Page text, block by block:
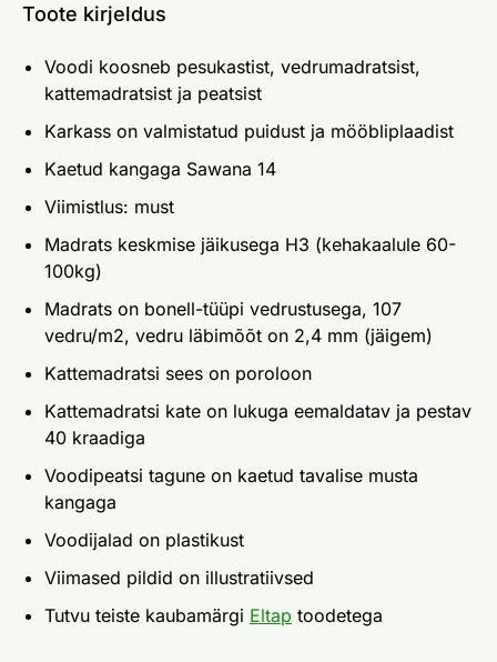
Toote kirjeldus
Voodi koosneb pesukastist, vedrumadratsist,
kattemadratsist ja peatsist
Karkass on valmistatud puidust ja mööbliplaadist
Kaetud kangaga Sawana 14
Viimistlus: must
Madrats keskmise jäikusega H3 (kehakaalule 60-
100kg)
Madrats on bonell-tüüpi vedrustusega, 107
vedru/m2, vedru läbimõõt on 2,4 mm (jäigem)
Kattemadratsi sees on poroloon
Kattemadratsi kate on lukuga eemaldatav ja pestav
40 kraadiga
Voodipeatsi tagune on kaetud tavalise musta
kangaga
Voodijalad on plastikust
Viimased pildid on illustratiivsed
Tutvu teiste kaubamärgi Eltap toodetega